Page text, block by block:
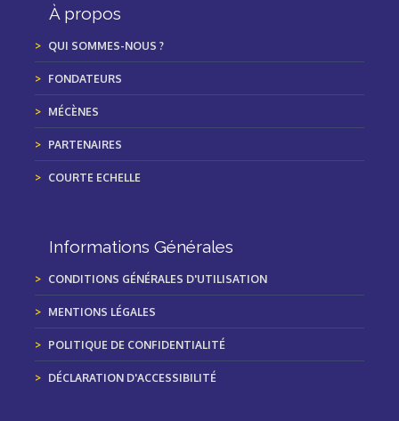
À propos
QUI SOMMES-NOUS ?
FONDATEURS
MÉCÈNES
PARTENAIRES
COURTE ECHELLE
Informations Générales
CONDITIONS GÉNÉRALES D'UTILISATION
MENTIONS LÉGALES
POLITIQUE DE CONFIDENTIALITÉ
DÉCLARATION D'ACCESSIBILITÉ